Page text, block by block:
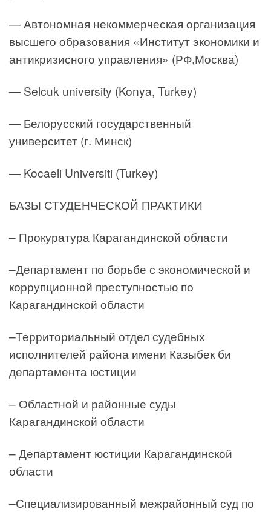
— Автономная некоммерческая организация
высшего образования «Институт экономики и
антикризисного управления» (РФ,Москва)
— Selcuk university (Konya, Turkey)
— Белорусский государственный
университет (г. Минск)
— Kocaeli Universiti (Turkey)
БАЗЫ СТУДЕНЧЕСКОЙ ПРАКТИКИ
– Прокуратура Карагандинской области
–Департамент по борьбе с экономической и
коррупционной преступностью по
Карагандинской области
–Территориальный отдел судебных
исполнителей района имени Казыбек би
департамента юстиции
– Областной и районные суды
Карагандинской области
– Департамент юстиции Карагандинской
области
–Специализированный межрайонный суд по